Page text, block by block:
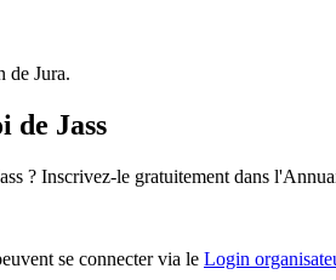
de Jura.
de Jass
? Inscrivez-le gratuitement dans
se connecter via le Login